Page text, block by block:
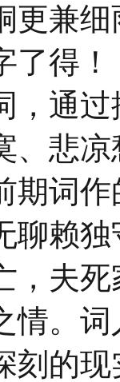
更兼
得！
，通
、悲
期词
聊赖
，夫
情。
刻的